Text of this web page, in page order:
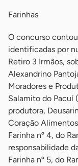
Farinhas
O concurso
identificadas por
Retiro 3 Irmãos,
Alexandrino
Moradores e
Salamito do Pacuí
produtora,
Coração
Farinha nº 4, do
responsabilidade
Farinha nº 5, do